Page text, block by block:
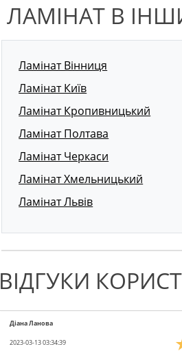
ЛАМІНАТ В
Ламінат Вінниця
Ламінат Київ
Ламінат Кропивницький
Ламінат Полтава
Ламінат Черкаси
Ламінат Хмельницький
Ламінат Львів
ВІДГУКИ
Діана Ланова
2023-03-13 03:34:39